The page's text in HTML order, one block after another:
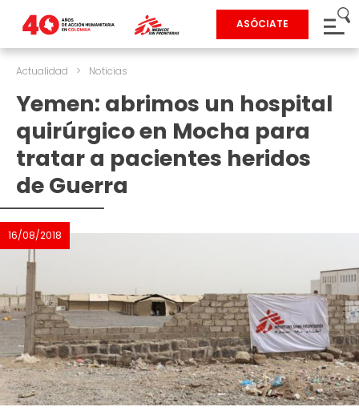
ASÓCIATE
Actualidad > Noticias
Yemen: abrimos un hospital
quirúrgico en Mocha para
tratar a pacientes heridos
de Guerra
16/08/2018